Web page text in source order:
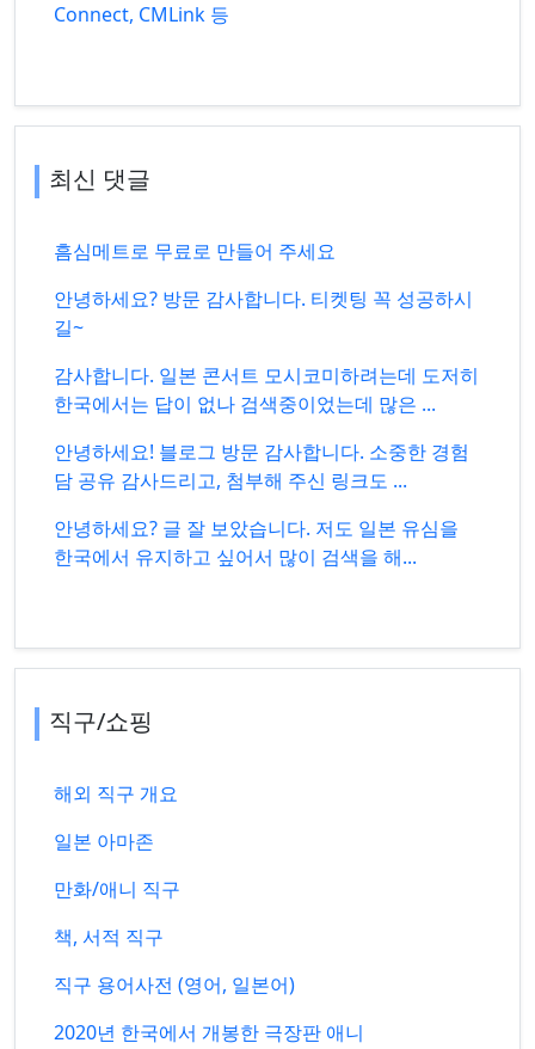
Connect, CMLink 등
최신 댓글
흠심메트로 무료로 만들어 주세요
안녕하세요? 방문 감사합니다. 티켓팅 꼭 성공하시
길~
감사합니다. 일본 콘서트 모시코미하려는데 도저히
한국에서는 답이 없나 검색중이었는데 많은 ...
안녕하세요! 블로그 방문 감사합니다. 소중한 경험
담 공유 감사드리고, 첨부해 주신 링크도 ...
안녕하세요? 글 잘 보았습니다. 저도 일본 유심을
한국에서 유지하고 싶어서 많이 검색을 해...
직구/쇼핑
해외 직구 개요
일본 아마존
만화/애니 직구
책, 서적 직구
직구 용어사전 (영어, 일본어)
2020년 한국에서 개봉한 극장판 애니